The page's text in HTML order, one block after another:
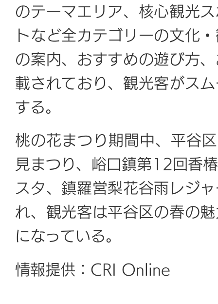
のテーマエリア、核心観光
トなど全カテゴリーの文化
の案内、おすすめの遊び方
載されており、観光客がス
する。
桃の花まつり期間中、平谷
見まつり、峪口鎮第12回香
スタ、鎮羅営梨花谷雨レジ
れ、観光客は平谷区の春の
になっている。
情報提供：CRI Online